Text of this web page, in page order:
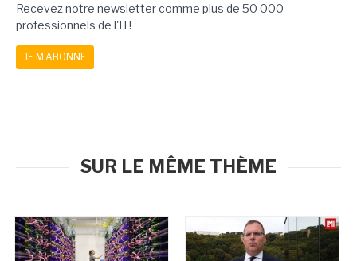
Recevez notre newsletter comme plus de 50 000
professionnels de l'IT!
JE M'ABONNE
SUR LE MÊME THÈME